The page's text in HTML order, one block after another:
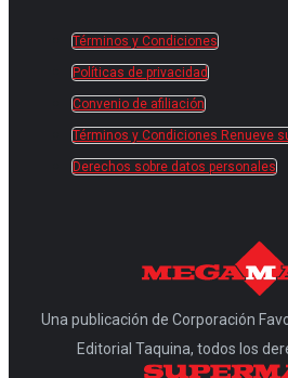
Términos y Condiciones
Políticas de privacidad
Convenio de afiliación
Términos y Condiciones Renueve
Derechos sobre datos personales
Una publicación de Corporación
Editorial Taquina, todos los